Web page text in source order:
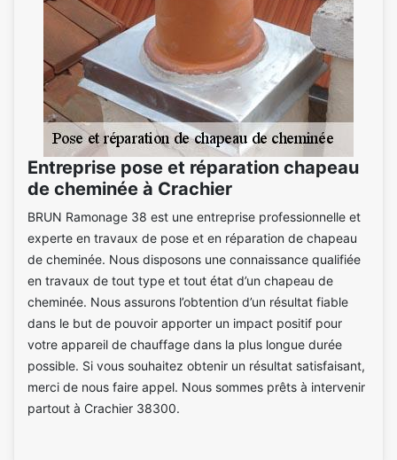
Entreprise pose et réparation chapeau
de cheminée à Crachier
BRUN Ramonage 38 est une entreprise professionnelle et
experte en travaux de pose et en réparation de chapeau
de cheminée. Nous disposons une connaissance qualifiée
en travaux de tout type et tout état d’un chapeau de
cheminée. Nous assurons l’obtention d’un résultat fiable
dans le but de pouvoir apporter un impact positif pour
votre appareil de chauffage dans la plus longue durée
possible. Si vous souhaitez obtenir un résultat satisfaisant,
merci de nous faire appel. Nous sommes prêts à intervenir
partout à Crachier 38300.